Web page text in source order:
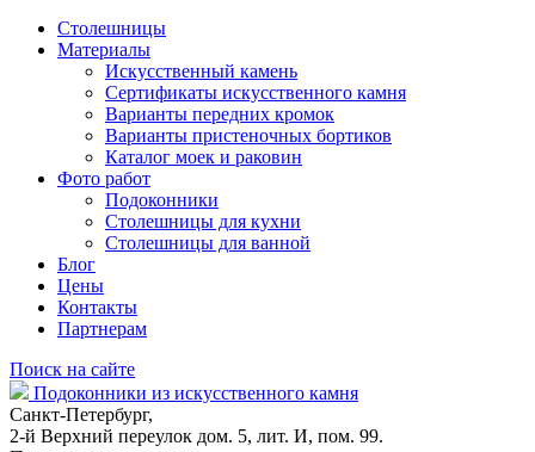
Столешницы
Материалы
Искусственный камень
Сертификаты искусственного камня
Варианты передних кромок
Варианты пристеночных бортиков
Каталог моек и раковин
Фото работ
Подоконники
Столешницы для кухни
Столешницы для ванной
Блог
Цены
Контакты
Партнерам
Поиск на сайте
Подоконники из искусственного камня
Санкт-Петербург,
2-й Верхний переулок дом. 5, лит. И, пом. 99.